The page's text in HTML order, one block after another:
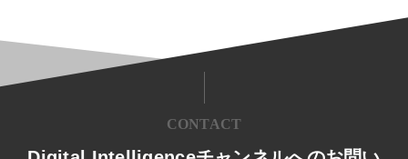
CONTACT